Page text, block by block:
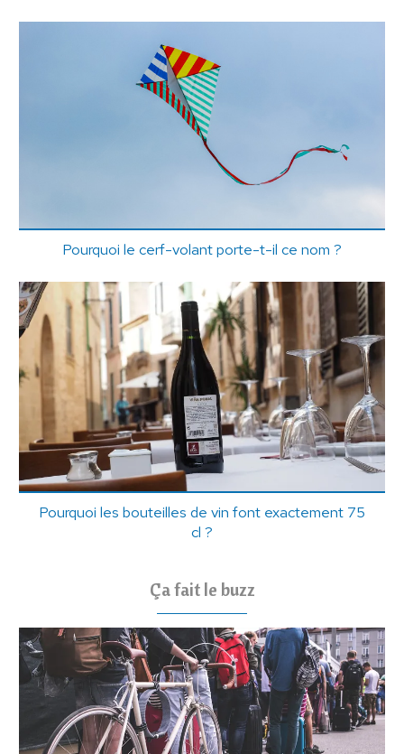
Pourquoi le cerf-volant porte-t-il ce nom ?
Pourquoi les bouteilles de vin font exactement 75
cl ?
Ça fait le buzz